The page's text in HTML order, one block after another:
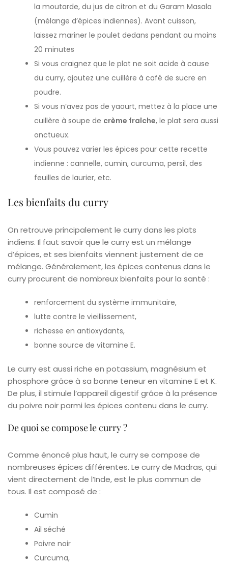
la moutarde, du jus de citron et du Garam Masala
(mélange d’épices indiennes). Avant cuisson,
laissez mariner le poulet dedans pendant au moins
20 minutes
Si vous craignez que le plat ne soit acide à cause
du curry, ajoutez une cuillère à café de sucre en
poudre.
Si vous n’avez pas de yaourt, mettez à la place une
cuillère à soupe de crème fraîche, le plat sera aussi
onctueux.
Vous pouvez varier les épices pour cette recette
indienne : cannelle, cumin, curcuma, persil, des
feuilles de laurier, etc.
Les bienfaits du curry
On retrouve principalement le curry dans les plats
indiens. Il faut savoir que le curry est un mélange
d’épices, et ses bienfaits viennent justement de ce
mélange. Généralement, les épices contenus dans le
curry procurent de nombreux bienfaits pour la santé :
renforcement du système immunitaire,
lutte contre le vieillissement,
richesse en antioxydants,
bonne source de vitamine E.
Le curry est aussi riche en potassium, magnésium et
phosphore grâce à sa bonne teneur en vitamine E et K.
De plus, il stimule l’appareil digestif grâce à la présence
du poivre noir parmi les épices contenu dans le curry.
De quoi se compose le curry ?
Comme énoncé plus haut, le curry se compose de
nombreuses épices différentes. Le curry de Madras, qui
vient directement de l’Inde, est le plus commun de
tous. Il est composé de :
Cumin
Ail séché
Poivre noir
Curcuma,